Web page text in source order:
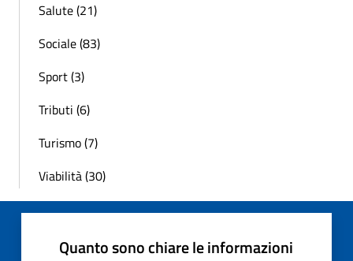
Salute (21)
Sociale (83)
Sport (3)
Tributi (6)
Turismo (7)
Viabilità (30)
Quanto sono chiare le informazioni